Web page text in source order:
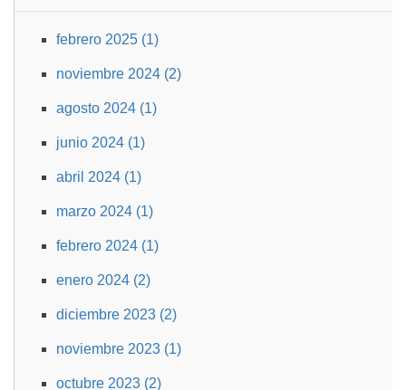
febrero 2025 (1)
noviembre 2024 (2)
agosto 2024 (1)
junio 2024 (1)
abril 2024 (1)
marzo 2024 (1)
febrero 2024 (1)
enero 2024 (2)
diciembre 2023 (2)
noviembre 2023 (1)
octubre 2023 (2)